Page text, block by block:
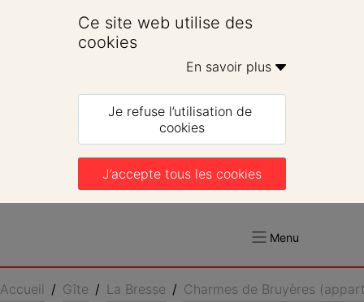
Ce site web utilise des
cookies
En savoir plus
Je refuse l’utilisation de
cookies
J’accepte tous les cookies
Menu
Accueil / Gîte / La Bresse / Charmes de Bruyères